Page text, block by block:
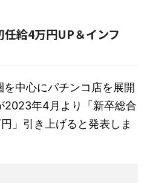
給4万円UP＆インフ
中心にパチンコ店を展開
2023年4月より「新卒総合
」引き上げると発表しま